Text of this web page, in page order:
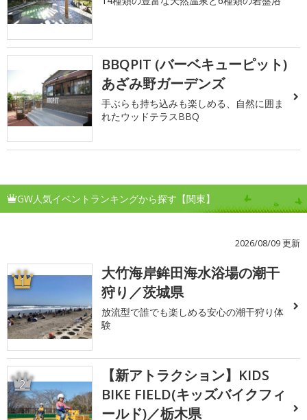
BBQPIT (バーベキューピット)
あざみ野ガーデンズ
手ぶらも持ち込みも楽しめる、自然に囲ま
れたウッドテラスBBQ
GW人気イベントランキングから探す【関東】
2026/08/09 更新
1
大竹海岸鉾田海水浴場の潮干
狩り／茨城県
放流型で誰でも楽しめる安心の潮干狩り体
験
2
【新アトラクション】KIDS
BIKE FIELD(キッズバイクフィ
ールド)／栃木県